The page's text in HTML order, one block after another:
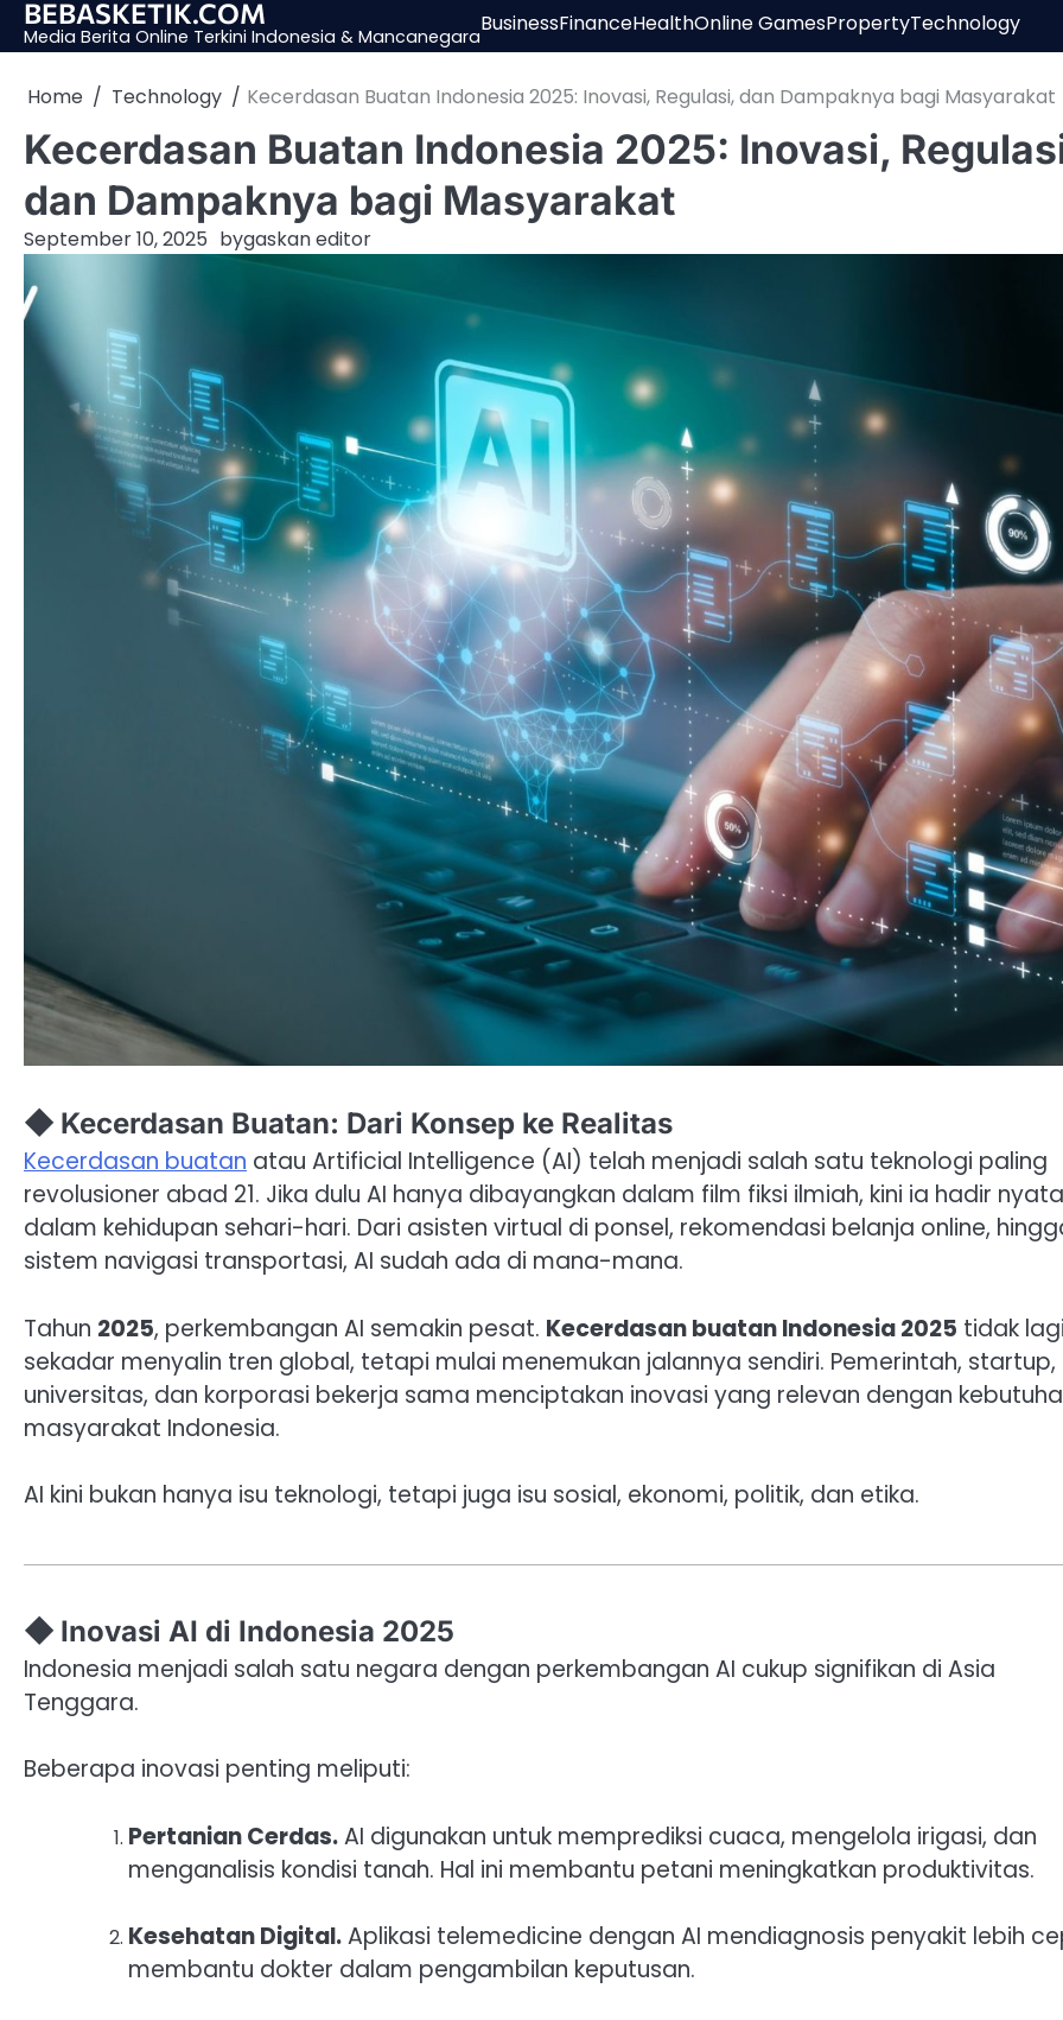
SkipBEBASKETIK.COM
Media Berita Online Terkini Indonesia & Mancanegara
BusinessFinanceHealthOnline GamesPropertyTechnology
Home Technology Kecerdasan Buatan Indonesia 2025: Inovasi, Regulasi, dan Dampaknya bagi Masyarakat
Kecerdasan Buatan Indonesia 2025: Inovasi,
dan Dampaknya bagi Masyarakat
September 10, 2025 bygaskan editor
◆ Kecerdasan Buatan: Dari Konsep ke Realitas
Kecerdasan buatan atau Artificial Intelligence (AI) telah menjadi salah satu teknologi paling
revolusioner abad 21. Jika dulu AI hanya dibayangkan dalam film fiksi ilmiah, kini ia hadir nyata
dalam kehidupan sehari-hari. Dari asisten virtual di ponsel, rekomendasi belanja online,
sistem navigasi transportasi, AI sudah ada di mana-mana.
Tahun 2025, perkembangan AI semakin pesat. Kecerdasan buatan Indonesia 2025 tidak
sekadar menyalin tren global, tetapi mulai menemukan jalannya sendiri. Pemerintah, startup,
universitas, dan korporasi bekerja sama menciptakan inovasi yang relevan dengan
masyarakat Indonesia.
AI kini bukan hanya isu teknologi, tetapi juga isu sosial, ekonomi, politik, dan etika.
◆ Inovasi AI di Indonesia 2025
Indonesia menjadi salah satu negara dengan perkembangan AI cukup signifikan di Asia
Tenggara.
Beberapa inovasi penting meliputi:
Pertanian Cerdas.AI digunakan untuk memprediksi cuaca, mengelola irigasi, dan
menganalisis kondisi tanah. Hal ini membantu petani meningkatkan produktivitas.
Kesehatan Digital.Aplikasi telemedicine dengan AI mendiagnosis penyakit lebih
membantu dokter dalam pengambilan keputusan.